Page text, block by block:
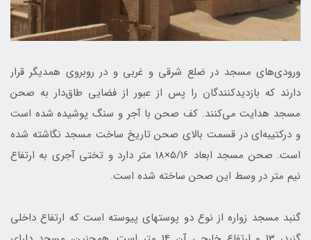
ورودی‌های مسجد در ضلع شرقی و غربی و در روبروی همدیگر قرار
دارند که بازدیدکنندگان را پس از عبور از فضایی طاق‌دار به صحن
مسجد هدایت می‌کنند. کف صحن با آجر و سنگ پوشیده شده است
و درکتیبه‌ای در قسمت بالای صحن تاریخ ساخت مسجد نگاشته شده
است. صحن مسجد ابعاد 5/16×18 متر دارد و تختی آجری به ارتفاع
نیم متر در وسط این صحن ساخته شده است.
گنبد مسجد زواره از نوع دو پوسته­ای پيوسته است که ارتفاع داخلی